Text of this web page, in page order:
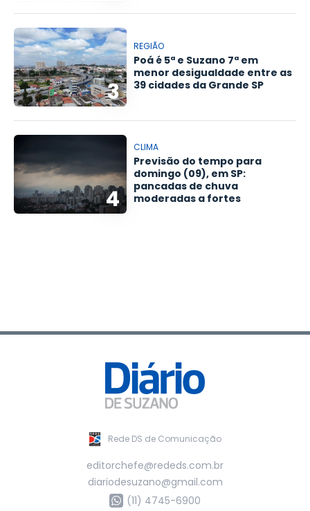
3
REGIÃO
Poá é 5ª e Suzano 7ª em
menor desigualdade entre as
39 cidades da Grande SP
4
CLIMA
Previsão do tempo para
domingo (09), em SP:
pancadas de chuva
moderadas a fortes
Rede DS de Comunicação
editorchefe@rededs.com.br
diariodesuzano@gmail.com
(11) 4745-6900